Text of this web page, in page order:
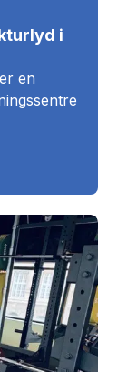
i
en